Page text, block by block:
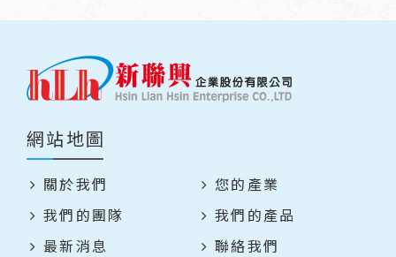
網站地圖
關於我們
您的產業
我們的團隊
我們的產品
最新消息
聯絡我們